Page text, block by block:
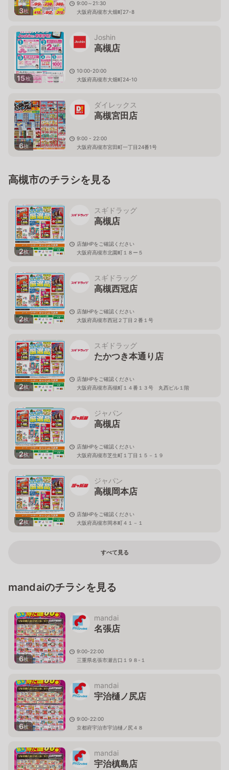
3枚
9:00～21:30
大阪府高槻市大畑町27-8
15枚
Joshin
高槻店
10:00-20:00
大阪府高槻市大畑町24-10
6枚
ダイレックス
高槻宮田店
9:00 - 22:00
大阪府高槻市宮田町一丁目24番1号
高槻市のチラシを見る
2枚
スギドラッグ
高槻店
店舗HPをご確認ください
大阪府高槻市北園町１８ー５
2枚
スギドラッグ
高槻西冠店
店舗HPをご確認ください
大阪府高槻市西冠２丁目２番１号
2枚
スギドラッグ
たかつき本通り店
店舗HPをご確認ください
大阪府高槻市高槻町１４番１３号 丸西ビル１階
2枚
ジャパン
高槻店
店舗HPをご確認ください
大阪府高槻市芝生町１丁目１５－１９
2枚
ジャパン
高槻岡本店
店舗HPをご確認ください
大阪府高槻市岡本町４１－１
すべて見る
mandaiのチラシを見る
6枚
mandai
名張店
9:00-22:00
三重県名張市瀬古口１９８-１
6枚
mandai
宇治樋ノ尻店
9:00-22:00
京都府宇治市宇治樋ノ尻４８
mandai
宇治槙島店